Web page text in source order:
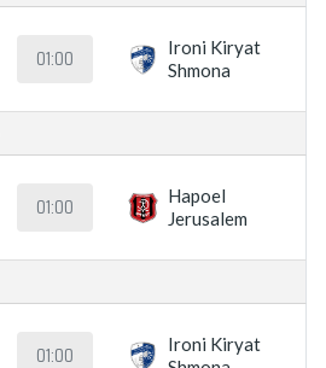
01:00
Ironi Kiryat
Shmona
01:00
Hapoel
Jerusalem
01:00
Ironi Kiryat